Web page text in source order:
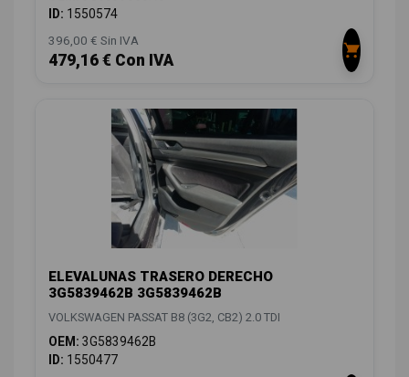
ID: 1550574
396,00 € Sin IVA
479,16 € Con IVA
ELEVALUNAS TRASERO DERECHO
3G5839462B 3G5839462B
VOLKSWAGEN PASSAT B8 (3G2, CB2) 2.0 TDI
OEM: 3G5839462B
ID: 1550477